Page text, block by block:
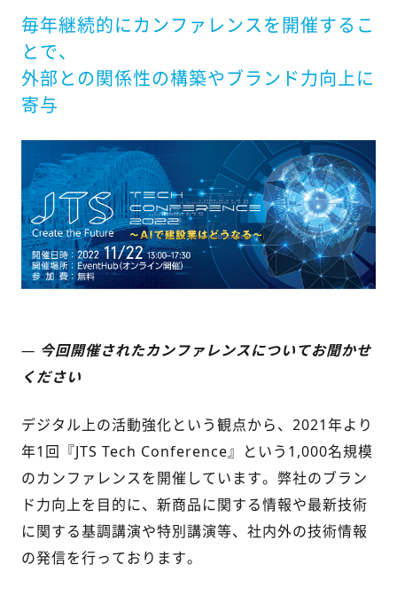
毎年継続的にカンファレンスを開催するこ
とで、
外部との関係性の構築やブランド力向上に
寄与
— 今回開催されたカンファレンスについてお聞かせ
ください
デジタル上の活動強化という観点から、2021年より
年1回『JTS Tech Conference』という1,000名規模
のカンファレンスを開催しています。弊社のブラン
ド力向上を目的に、新商品に関する情報や最新技術
に関する基調講演や特別講演等、 社内外の技術情報
の発信を行っております。